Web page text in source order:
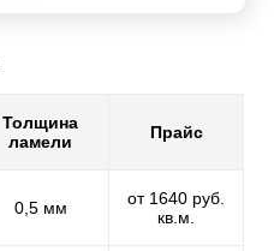
Толщина
ламели
Прайс
0,5 мм
от 1640 руб.
кв.м.